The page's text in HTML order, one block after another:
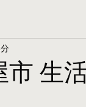
市 生